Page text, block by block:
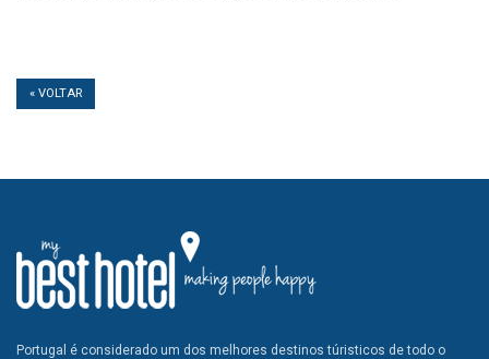
« VOLTAR
Portugal é considerado um dos melhores destinos túristicos de todo o